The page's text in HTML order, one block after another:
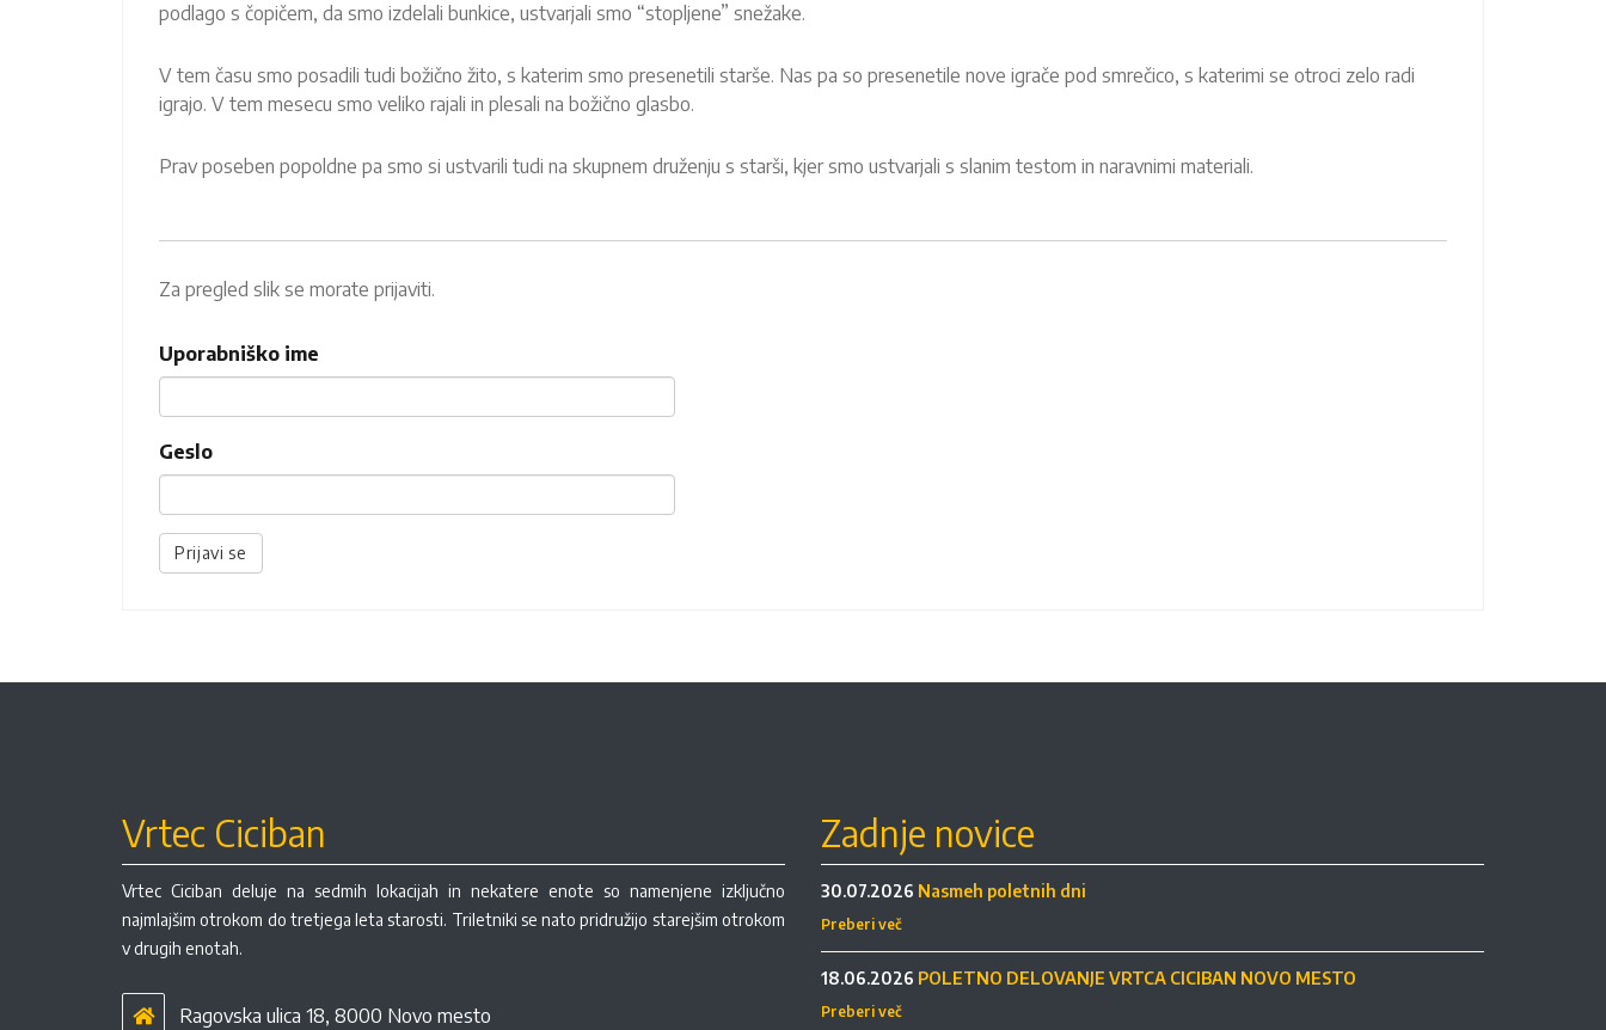
podlago s čopičem, da smo izdelali bunkice, ustvarjali smo “stopljene” snežake.
V tem času smo posadili tudi božično žito, s katerim smo presenetili starše. Nas pa so presenetile nove igrače pod smrečico, s katerimi se otroci zelo radi
igrajo. V tem mesecu smo veliko rajali in plesali na božično glasbo.
Prav poseben popoldne pa smo si ustvarili tudi na skupnem druženju s starši, kjer smo ustvarjali s slanim testom in naravnimi materiali.
Za pregled slik se morate prijaviti.
Uporabniško ime
Geslo
Prijavi se
Vrtec Ciciban
Vrtec Ciciban deluje na sedmih lokacijah in nekatere enote so namenjene izključno
najmlajšim otrokom do tretjega leta starosti. Triletniki se nato pridružijo starejšim otrokom
v drugih enotah.
Ragovska ulica 18, 8000 Novo mesto
Zadnje novice
30.07.2026 Nasmeh poletnih dni
Preberi več
18.06.2026 POLETNO DELOVANJE VRTCA CICIBAN NOVO MESTO
Preberi več